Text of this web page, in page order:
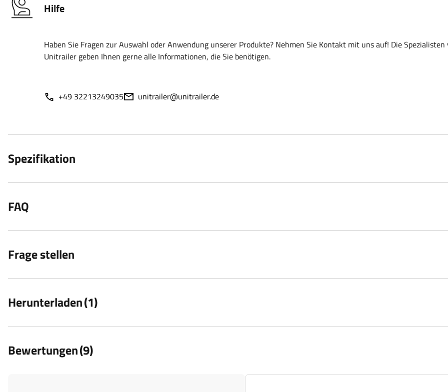
Hilfe
Haben Sie Fragen zur Auswahl oder Anwendung unserer Produkte? Nehmen Sie Kontakt mit uns auf! Die Spezialisten
Unitrailer geben Ihnen gerne alle Informationen, die Sie benötigen.
+49 32213249035 unitrailer@unitrailer.de
Spezifikation
FAQ
Frage stellen
Herunterladen(1)
Bewertungen(9)